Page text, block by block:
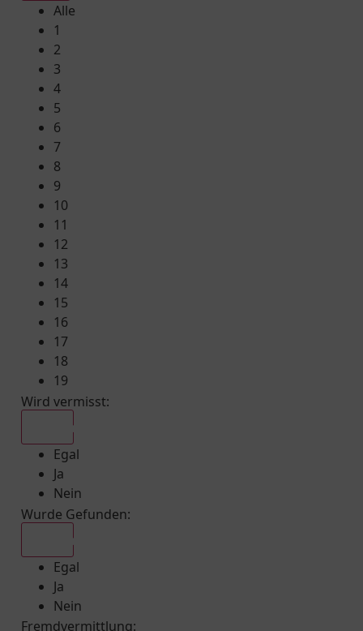
Alle
1
2
3
4
5
6
7
8
9
10
11
12
13
14
15
16
17
18
19
Wird vermisst:
Egal
Ja
Nein
Wurde Gefunden:
Egal
Ja
Nein
Fremdvermittlung: